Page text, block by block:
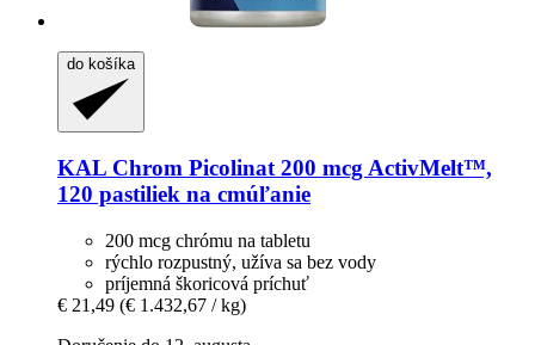
do košíka
KAL Chrom Picolinat 200 mcg ActivMelt™,
120 pastiliek na cmúľanie
200 mcg chrómu na tabletu
rýchlo rozpustný, užíva sa bez vody
príjemná škoricová príchuť
€ 21,49 (€ 1.432,67 / kg)